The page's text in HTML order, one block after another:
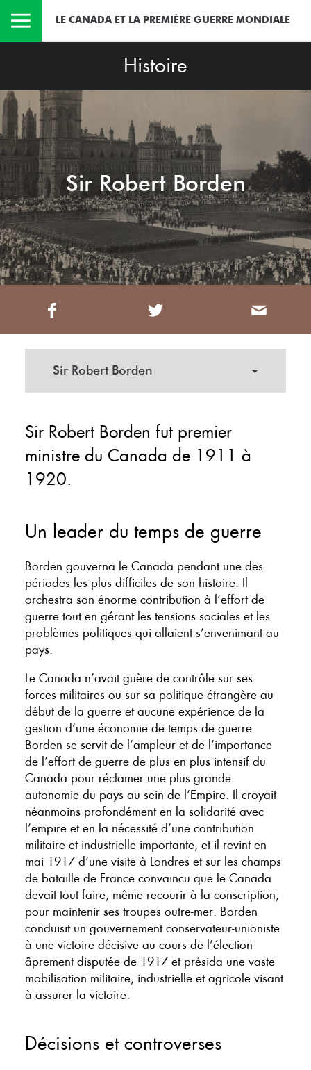
LE CANADA ET LA PREMIÈRE GUERRE MONDIALE
Histoire
Sir Robert Borden
Sir Robert Borden
Sir Robert Borden fut premier
ministre du Canada de 1911 à
1920.
Un leader du temps de guerre
Borden gouverna le Canada pendant une des
périodes les plus difficiles de son histoire. Il
orchestra son énorme contribution à l’effort de
guerre tout en gérant les tensions sociales et les
problèmes politiques qui allaient s’envenimant au
pays.
Le Canada n’avait guère de contrôle sur ses
forces militaires ou sur sa politique étrangère au
début de la guerre et aucune expérience de la
gestion d’une économie de temps de guerre.
Borden se servit de l’ampleur et de l’importance
de l’effort de guerre de plus en plus intensif du
Canada pour réclamer une plus grande
autonomie du pays au sein de l’Empire. Il croyait
néanmoins profondément en la solidarité avec
l’empire et en la nécessité d’une contribution
militaire et industrielle importante, et il revint en
mai 1917 d’une visite à Londres et sur les champs
de bataille de France convaincu que le Canada
devait tout faire, même recourir à la conscription,
pour maintenir ses troupes outre-mer. Borden
conduisit un gouvernement conservateur-unioniste
à une victoire décisive au cours de l’élection
âprement disputée de 1917 et présida une vaste
mobilisation militaire, industrielle et agricole visant
à assurer la victoire.
Décisions et controverses